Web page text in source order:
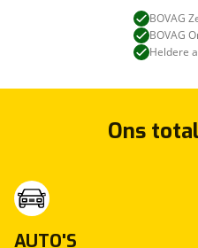
BOVAG
BOVAG
Heldere
Ons
AUTO'S